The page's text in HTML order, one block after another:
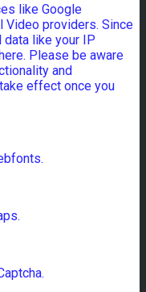
like Google
Video providers. Since
like your IP
Please be aware
and
effect once you